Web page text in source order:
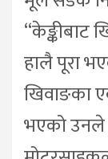
“केङ्कीबाट
हालै पूरा
खिवाङका
भएको उनले